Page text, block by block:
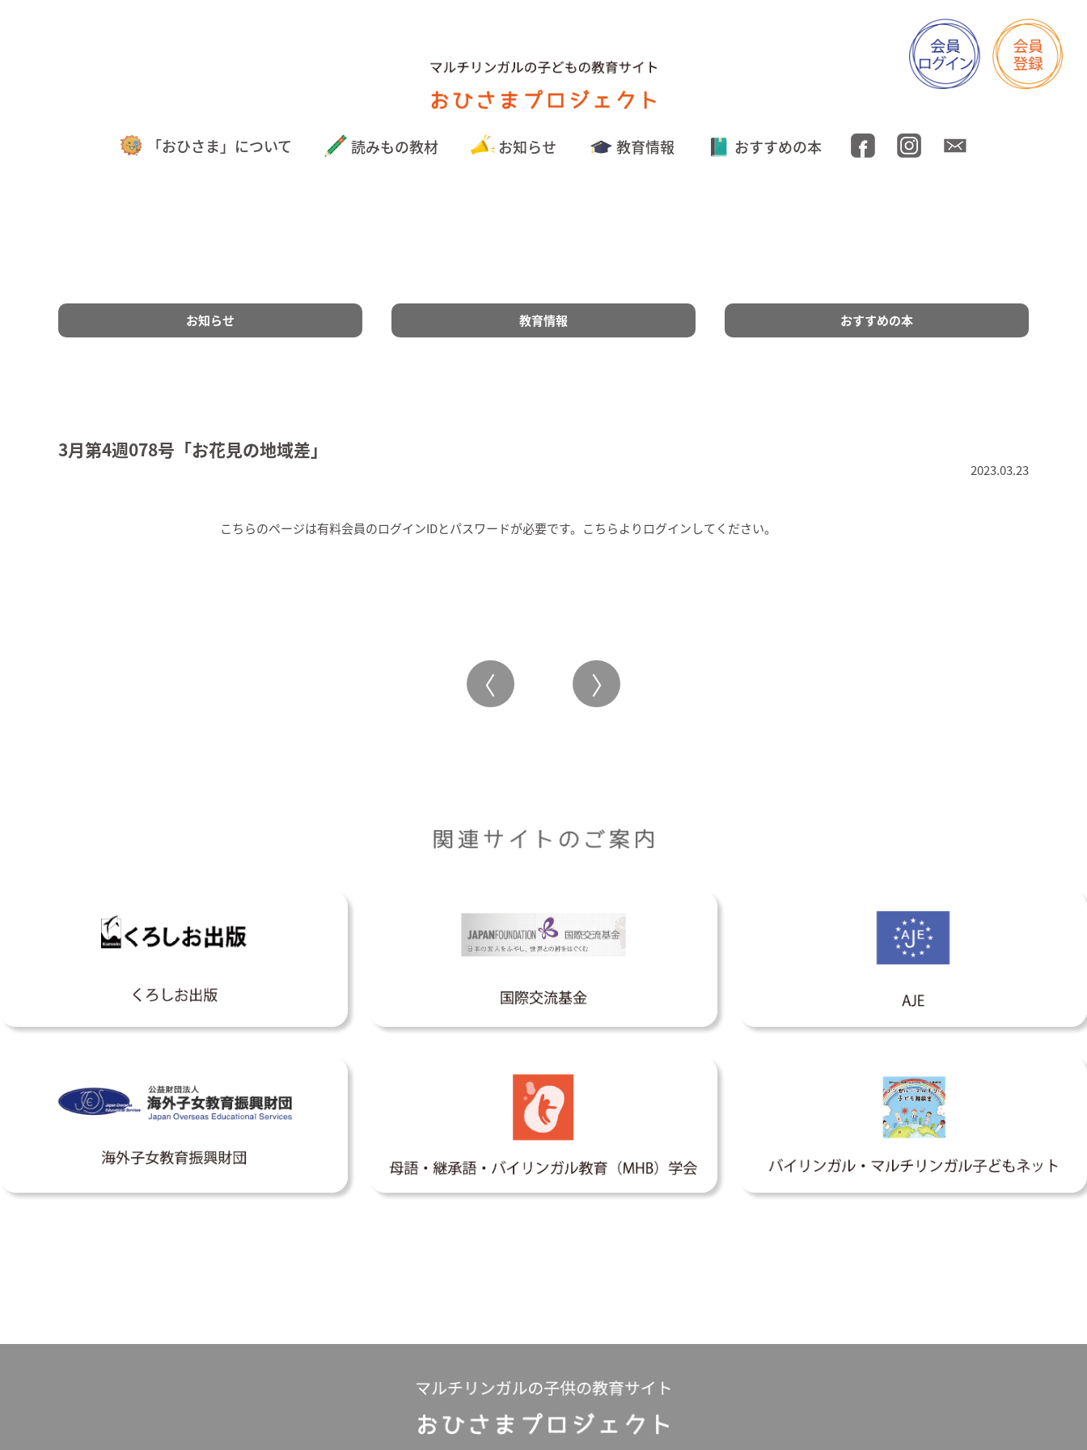
「おひさま」について 読みもの教材 お知らせ 教育情報 おすすめの本
お知らせ 教育情報 おすすめの本
3月第4週078号「お花見の地域差」
2023.03.23
こちらのページは有料会員のログインIDとパスワードが必要です。こちらより ログインしてください。
〈 〉